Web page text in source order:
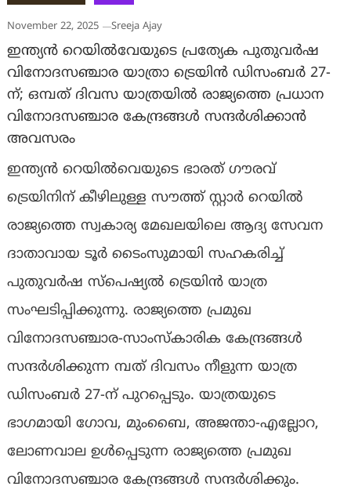
November 22, 2025 Sreeja Ajay
ഇന്ത്യൻ റെയിൽവേയുടെ പ്രത്യേക പുതുവർഷ
വിനോദസഞ്ചാര യാത്രാ ട്രെയിൻ ഡിസംബർ 27-
ന്; ഒമ്പത് ദിവസ യാത്രയിൽ രാജ്യത്തെ പ്രധാന
വിനോദസഞ്ചാര കേന്ദ്രങ്ങൾ സന്ദർശിക്കാൻ
അവസരം
ഇന്ത്യൻ റെയിൽവെയുടെ ഭാരത് ഗൗരവ്
ട്രെയിനിന് കീഴിലുള്ള സൗത്ത് സ്റ്റാർ റെയിൽ
രാജ്യത്തെ സ്വകാര്യ മേഖലയിലെ ആദ്യ സേവന
ദാതാവായ ടൂർ ടൈംസുമായി സഹകരിച്ച്
പുതുവർഷ സ്പെഷ്യൽ ട്രെയിൻ യാത്ര
സംഘടിപ്പിക്കുന്നു. രാജ്യത്തെ പ്രമുഖ
വിനോദസഞ്ചാര-സാംസ്കാരിക കേന്ദ്രങ്ങൾ
സന്ദർശിക്കുന്ന മ്പത് ദിവസം നീളുന്ന യാത്ര
ഡിസംബർ 27-ന് പുറപ്പെടും. യാത്രയുടെ
ഭാഗമായി ഗോവ, മുംബൈ, അജന്താ-എല്ലോറ,
ലോണവാല ഉൾപ്പെടുന്ന രാജ്യത്തെ പ്രമുഖ
വിനോദസഞ്ചാര കേന്ദ്രങ്ങൾ സന്ദർശിക്കും.